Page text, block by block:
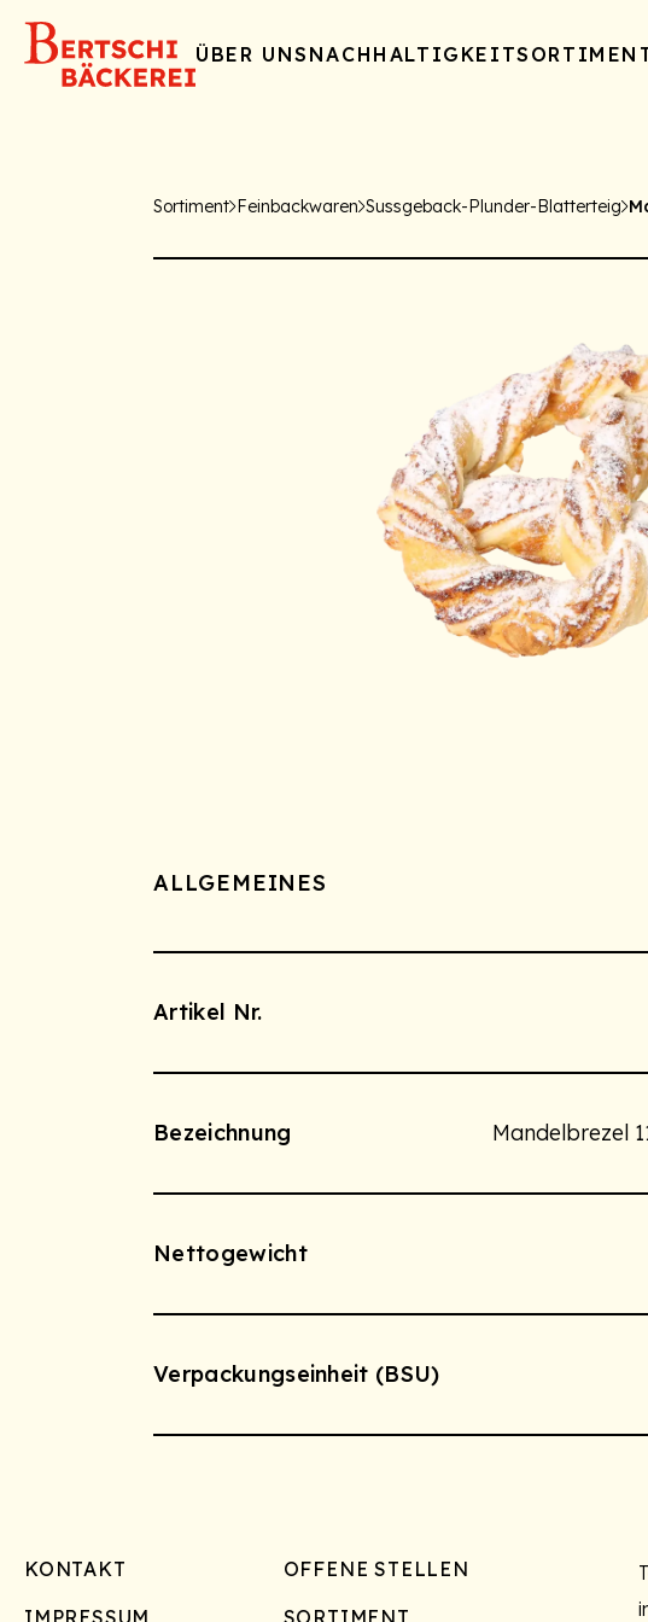
ÜBER UNS NACHHALTIGKEIT
Sortiment Feinbackwaren Sussgeback-Plunder-Blatterteig
ALLGEMEINES
Artikel Nr.
Bezeichnung Mandelbrezel
Nettogewicht
Verpackungseinheit (BSU)
Footer
KONTAKT
OFFENE STELLEN
IMPRESSUM
SORTIMENT